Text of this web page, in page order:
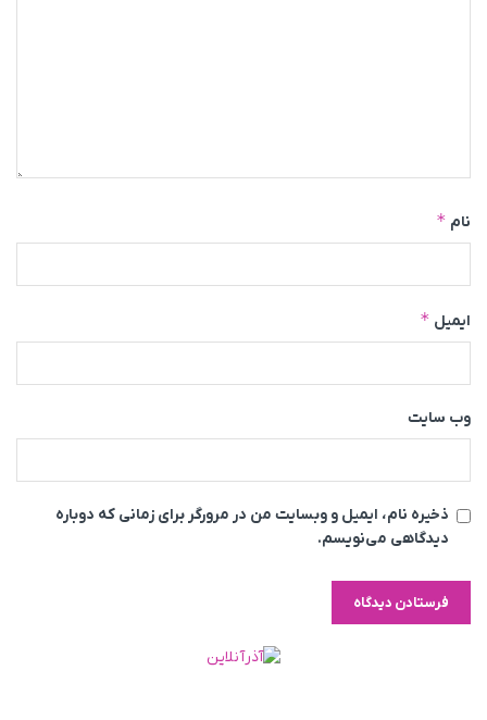
نام *
ایمیل *
وب‌ سایت
ذخیره نام، ایمیل و وبسایت من در مرورگر برای زمانی که دوباره
دیدگاهی می‌نویسم.